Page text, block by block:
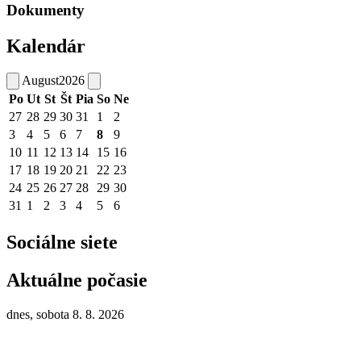
Dokumenty
Kalendár
August2026
Po Ut St Št Pia So Ne
27 28 29 30 31 1
2
3
4 5 6 7 8
9
10 11 12 13 14 15 16
17 18 19 20 21 22 23
24 25 26 27 28 29 30
31 1 2 3 4 5 6
Sociálne siete
Aktuálne počasie
dnes, sobota 8. 8. 2026